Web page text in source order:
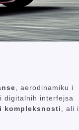
, aerodinamiku i
digitalnih interfejsa
kompleksnosti
, ali i